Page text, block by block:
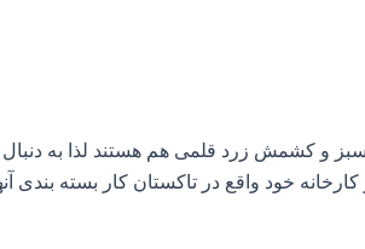
و کشمش زرد قلمی هم هستند لذا به دنبال
خود واقع در تاکستان کار بسته بندی